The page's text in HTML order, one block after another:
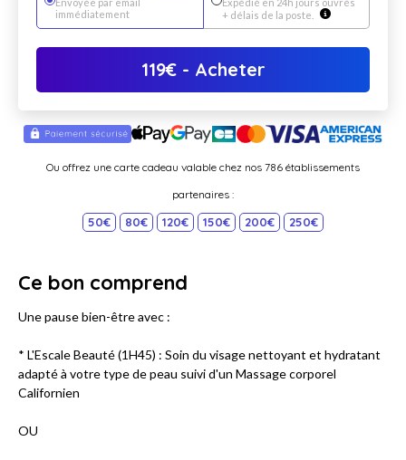
immédiatement
Expédié en 24h jours ouvrés
+ délais de la poste.
119€- Acheter
Ou offrez une carte cadeau valable chez nos 786 établissements
partenaires :
50€ 80€ 120€ 150€ 200€ 250€
Ce bon comprend
Une pause bien-être avec :
* L'Escale Beauté (1H45) : Soin du visage nettoyant et hydratant
adapté à votre type de peau suivi d'un Massage corporel
Californien
OU